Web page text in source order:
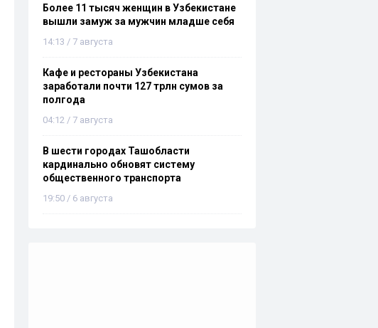
Более 11 тысяч женщин в Узбекистане
вышли замуж за мужчин младше себя
14:13 / 7 августа
Кафе и рестораны Узбекистана
заработали почти 127 трлн сумов за
полгода
04:12 / 7 августа
В шести городах Ташобласти
кардинально обновят систему
общественного транспорта
19:50 / 6 августа